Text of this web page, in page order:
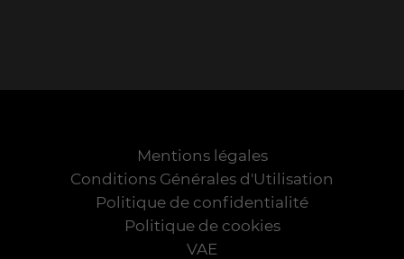
Mentions légales
Conditions Générales d'Utilisation
Politique de confidentialité
Politique de cookies
VAE